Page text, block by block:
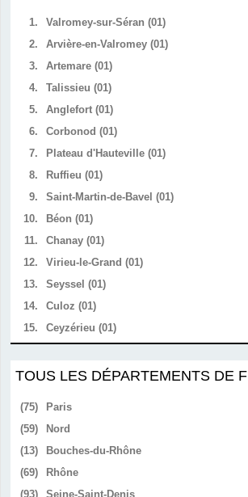
1.
Valromey-sur-Séran (01)
2.
Arvière-en-Valromey (01)
3.
Artemare (01)
4.
Talissieu (01)
5.
Anglefort (01)
6.
Corbonod (01)
7.
Plateau d'Hauteville (01)
8.
Ruffieu (01)
9.
Saint-Martin-de-Bavel (01)
10.
Béon (01)
11.
Chanay (01)
12.
Virieu-le-Grand (01)
13.
Seyssel (01)
14.
Culoz (01)
15.
Ceyzérieu (01)
TOUS LES DÉPARTEMENTS DE
(75)
Paris
(59)
Nord
(13)
Bouches-du-Rhône
(69)
Rhône
(93)
Seine-Saint-Denis